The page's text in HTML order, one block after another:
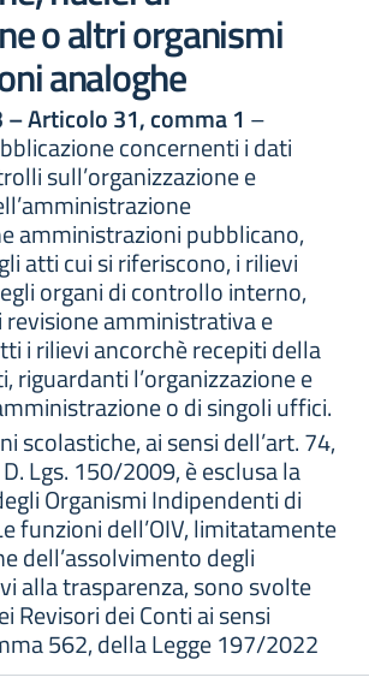
o altri organismi
analoghe
Articolo 31, comma 1 –
concernenti i dati
sull’organizzazione e
amministrazioni pubblicano,
atti cui si riferiscono, i rilievi
organi di controllo interno,
revisione amministrativa e
i rilievi ancorchè recepiti della
riguardanti l’organizzazione e
o di singoli uffici.
scolastiche, ai sensi dell’art. 74,
Lgs. 150/2009, è esclusa la
Organismi Indipendenti di
funzioni dell’OIV, limitatamente
dell’assolvimento degli
alla trasparenza, sono svolte
Revisori dei Conti ai sensi
562, della Legge 197/2022